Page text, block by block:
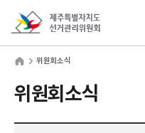
위원회소식
위원회소식